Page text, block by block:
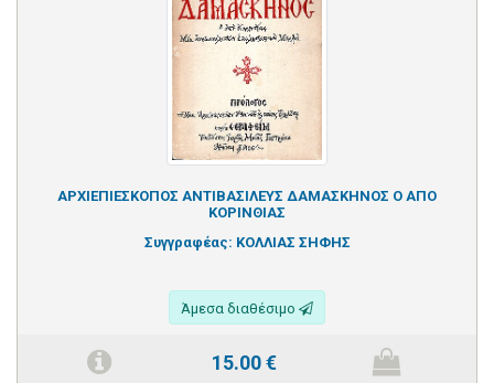
ΑΡΧΙΕΠΙΕΣΚΟΠΟΣ ΑΝΤΙΒΑΣΙΛΕΥΣ ΔΑΜΑΣΚΗΝΟΣ Ο ΑΠΟ
ΚΟΡΙΝΘΙΑΣ
Συγγραφέας: ΚΟΛΛΙΑΣ ΣΗΦΗΣ
Άμεσα διαθέσιμο
15.00€